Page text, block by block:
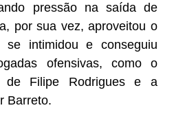
pressão na saída de
por sua vez, aproveitou o
se intimidou e conseguiu
ofensivas, como o
de Filipe Rodrigues e a
Barreto.